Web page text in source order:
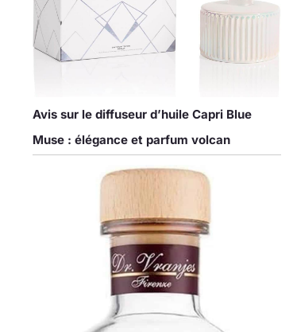
Avis sur le diffuseur d’huile Capri Blue
Muse : élégance et parfum volcan